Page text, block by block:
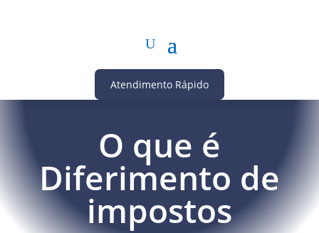
Atendimento Rápido
O que é
Diferimento de
impostos